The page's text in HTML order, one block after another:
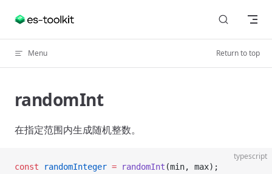
Skip to content
Menu Return to top
randomInt
在指定范围内生成随机整数。
typescript
const randomInteger = randomInt (min, max);